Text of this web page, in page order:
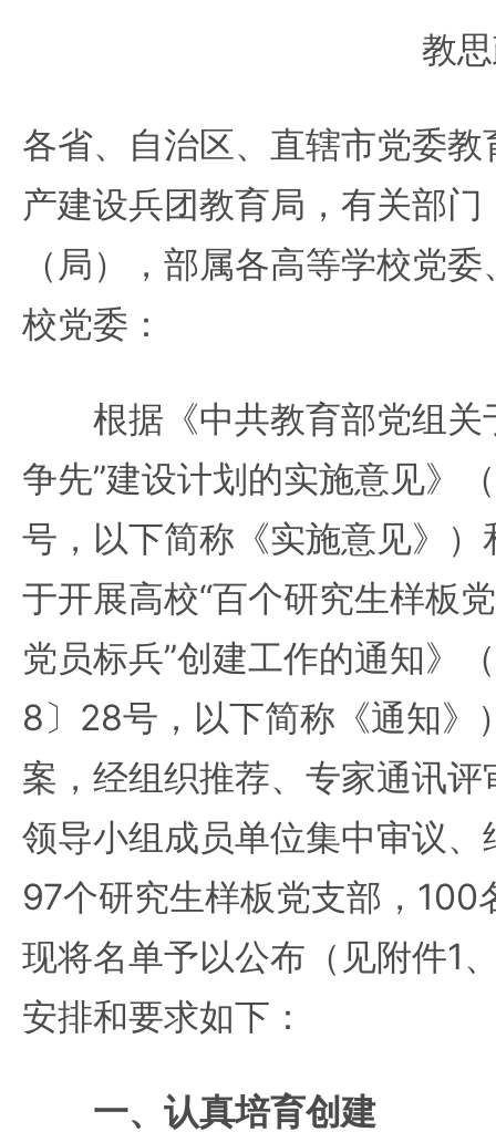
教
各省、自治区、直辖市党委
产建设兵团教育局，有关部
（局），部属各高等学校党
校党委：
根据《中共教育部党组关
争先”建设计划的实施意见》
号，以下简称《实施意见》
于开展高校“百个研究生样板
党员标兵”创建工作的通知》
8〕28号，以下简称《通知》
案，经组织推荐、专家通讯
领导小组成员单位集中审议
97个研究生样板党支部，100
现将名单予以公布（见附件1
安排和要求如下：
一、认真培育创建